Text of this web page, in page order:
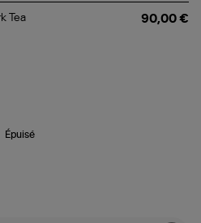
Tea 90,00 €
Épuisé